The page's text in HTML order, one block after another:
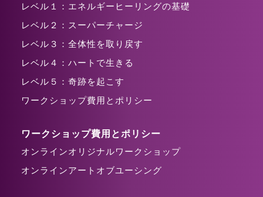
レベル１：エネルギーヒーリングの基礎
レベル２：スーパーチャージ
レベル３：全体性を取り戻す
レベル４：ハートで生きる
レベル５：奇跡を起こす
ワークショップ費用とポリシー
ワークショップ費用とポリシー
オンラインオリジナルワークショップ
オンラインアートオブユーシング